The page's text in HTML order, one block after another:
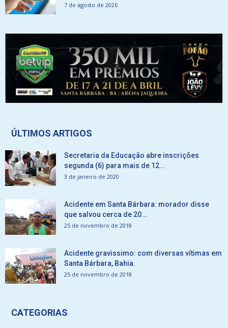
7 de agosto de 2026
ÚLTIMOS ARTIGOS
Secretaria da Educação abre inscrições
segunda (6) para mais de 12...
3 de janeiro de 2020
Acidente em Santa Bárbara: morador disse
que salvou cerca de 20...
25 de novembro de 2018
Acidente gravissimo: com diversas vítimas em
Santa Bárbara, Bahia.
25 de novembro de 2018
CATEGORIAS